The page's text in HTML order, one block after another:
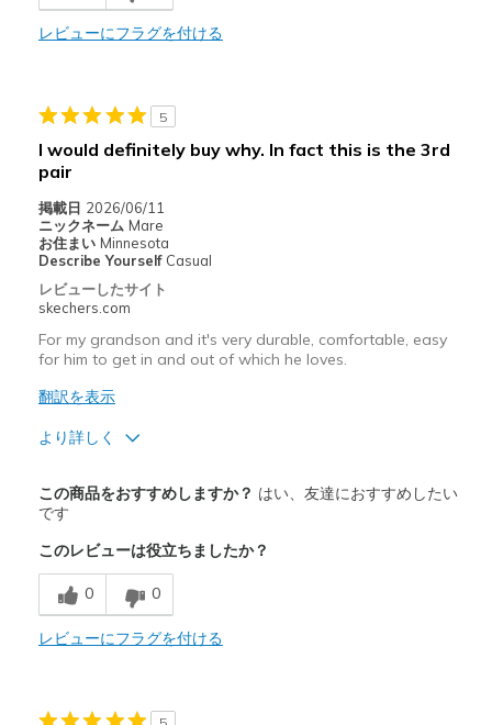
レビューにフラグを付ける
5
I would definitely buy why. In fact this is the 3rd
pair
掲載日 2026/06/11
ニックネーム Mare
お住まい Minnesota
Describe Yourself Casual
レビューしたサイト
skechers.com
For my grandson and it's very durable, comfortable, easy
for him to get in and out of which he loves.
翻訳を表示
より詳しく
Attractive Design
Comfortable
Durable
Stylish
Casual Wear
この商品をおすすめしますか？ はい、友達におすすめしたい
です
このレビューは役立ちましたか？
0 0
レビューにフラグを付ける